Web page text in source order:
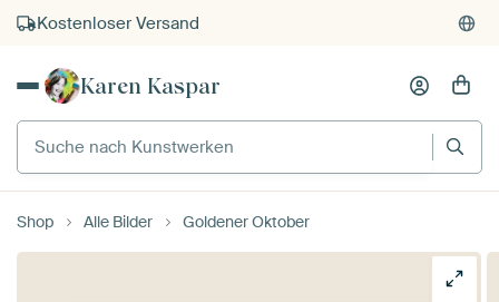
Kostenloser Versand
Kauf auf Rechnung
Karen Kaspar
Suche nach Kunstwerken
Shop Alle Bilder Goldener Oktober